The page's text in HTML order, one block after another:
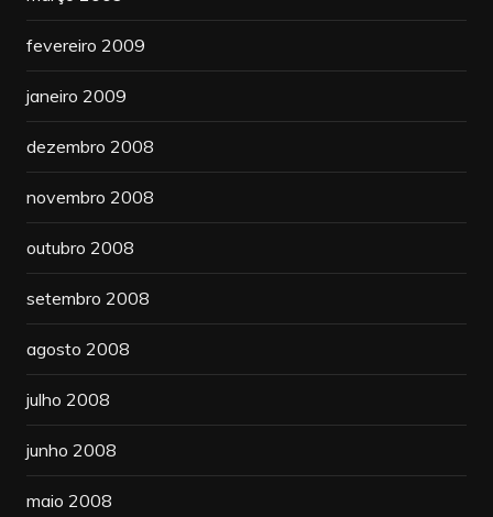
fevereiro 2009
janeiro 2009
dezembro 2008
novembro 2008
outubro 2008
setembro 2008
agosto 2008
julho 2008
junho 2008
maio 2008